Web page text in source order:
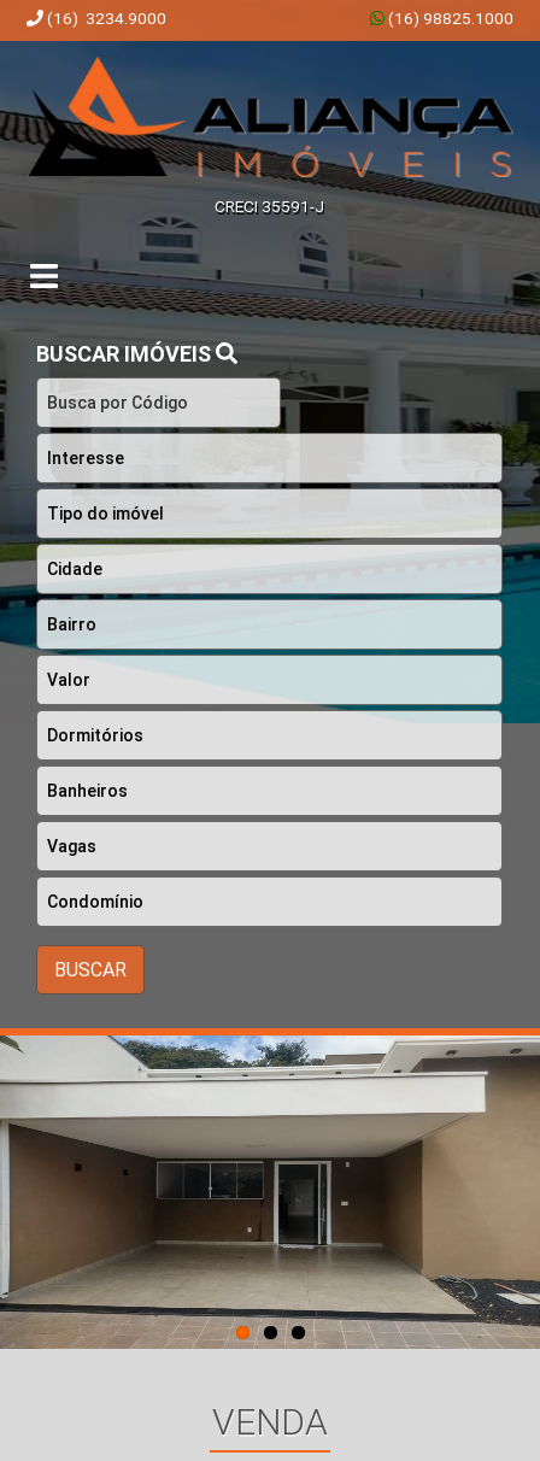
(16) 3234.9000 (16) 98825.1000
CRECI 35591-J
BUSCAR IMÓVEIS
BUSCAR
VENDA